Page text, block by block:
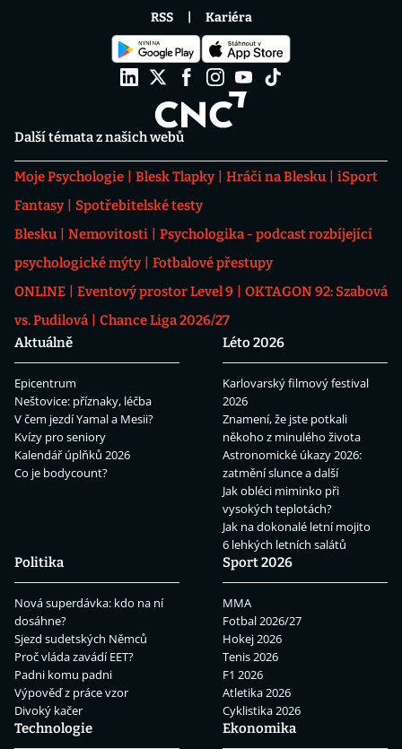
Další témata z našich webů
Moje Psychologie Blesk Tlapky Hráči na Blesku
iSport
Fantasy
Spotřebitelské testy
Blesku
Nemovitosti
Psychologika - podcast rozbíjející
psychologické mýty
Fotbalové přestupy
ONLINE
Eventový prostor Level 9
OKTAGON 92: Szabová
vs. Pudilová
Chance Liga 2026/27
Aktuálně
Epicentrum
Neštovice: příznaky, léčba
V čem jezdí Yamal a Mesii?
Kvízy pro seniory
Kalendář úplňků 2026
Co je bodycount?
Léto 2026
Karlovarský filmový festival
2026
Znamení, že jste potkali
někoho z minulého života
Astronomické úkazy 2026:
zatmění slunce a další
Jak obléci miminko při
vysokých teplotách?
Jak na dokonalé letní mojito
6 lehkých letních salátů
Politika
Nová superdávka: kdo na ní
dosáhne?
Sjezd sudetských Němců
Proč vláda zavádí EET?
Padni komu padni
Výpověď z práce vzor
Divoký kačer
Sport 2026
MMA
Fotbal 2026/27
Hokej 2026
Tenis 2026
F1 2026
Atletika 2026
Cyklistika 2026
Technologie
Ekonomika
RSS Kariéra